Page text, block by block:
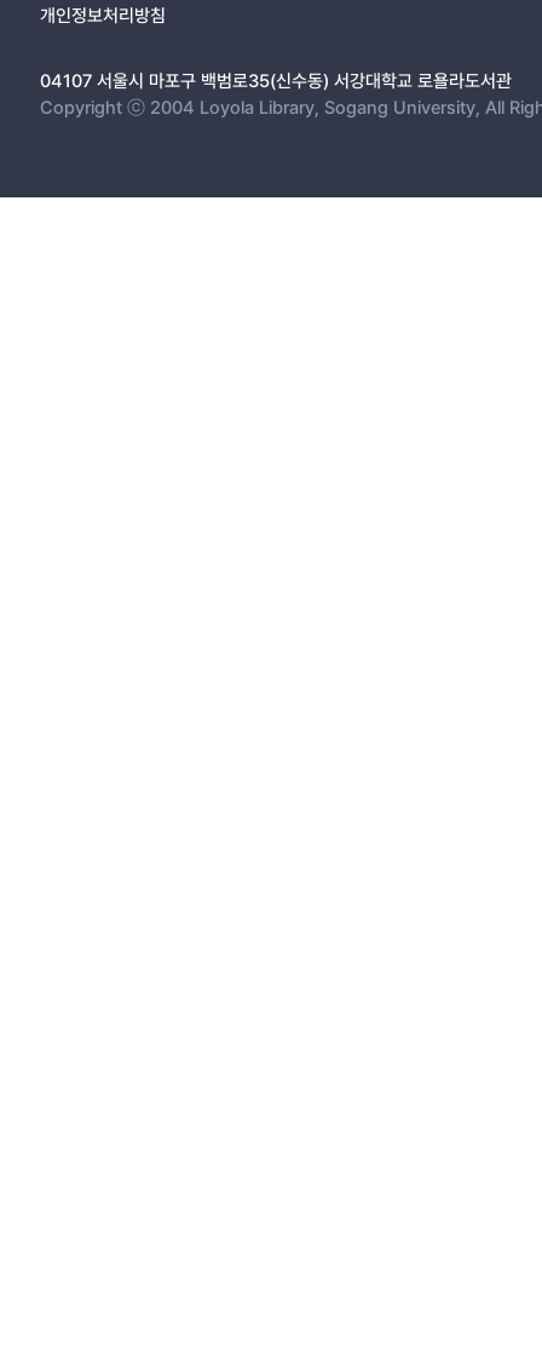
개인정보처리방침
04107 서울시 마포구 백범로35(신수동) 서강대학교 로욜라도서관
Copyright ⓒ 2004 Loyola Library, Sogang University, All